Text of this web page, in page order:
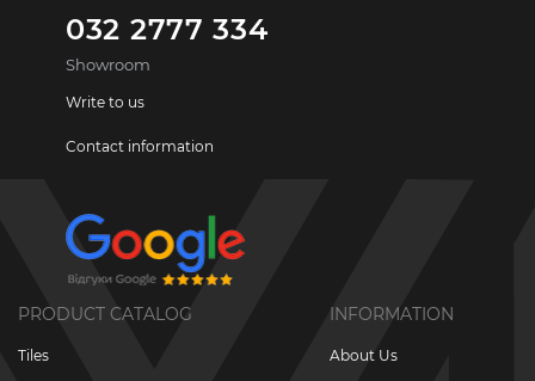
032 2777 334
Showroom
Write to us
Contact information
PRODUCT CATALOG
Tiles
INFORMATION
About Us